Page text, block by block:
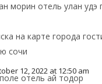
морин отель улан удэ
на карте города
сочи
12, 2022 at 12:50 am
отель ай тодор